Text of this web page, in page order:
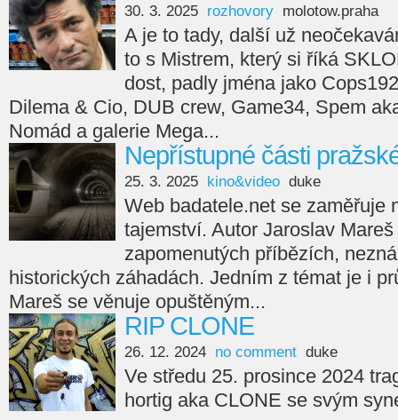
30. 3. 2025 rozhovory molotow.praha
A je to tady, další už
to s Mistrem, který si říká
dost, padly jména jako
Dilema & Cio, DUB crew, Game34, Spem
Nomád a galerie Mega...
Nepřístupné části
25. 3. 2025 kino&video duke
Web badatele.net se zaměřuje
tajemství. Autor Jaroslav
zapomenutých příbězích,
historických záhadách. Jedním z témat je i
Mareš se věnuje opuštěným...
RIP CLONE
26. 12. 2024 no comment duke
Ve středu 25. prosince 2024
hortig aka CLONE se svým